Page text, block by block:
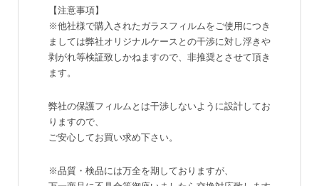
【注意事項】
※他社様で購入されたガラスフィルムをご使用につき
ましては弊社オリジナルケースとの干渉に対し浮きや
剥がれ等検証致しかねますので、非推奨とさせて頂き
ます。
弊社の保護フィルムとは干渉しないように設計してお
りますので、
ご安心してお買い求め下さい。
※品質・検品には万全を期しておりますが、